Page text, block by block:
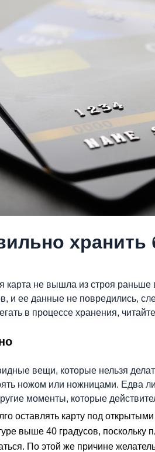
хранить
карта не вышла из строя раньше
и ее данные не повредились,
в процессе хранения,
вещи, которые нельзя
ножом или ножницами. Едва
моменты, которые
оставлять карту под
выше 40 градусов, поскольку
По этой же причине